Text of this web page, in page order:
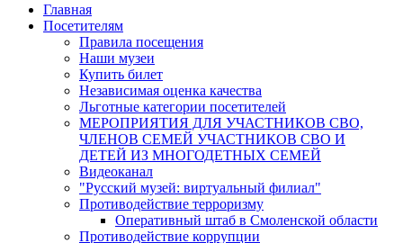
Главная
Посетителям
Правила посещения
Наши музеи
Купить билет
Независимая оценка качества
Льготные категории посетителей
МЕРОПРИЯТИЯ ДЛЯ УЧАСТНИКОВ СВО,
ЧЛЕНОВ СЕМЕЙ УЧАСТНИКОВ СВО И
ДЕТЕЙ ИЗ МНОГОДЕТНЫХ СЕМЕЙ
Видеоканал
"Русский музей: виртуальный филиал"
Противодействие терроризму
Оперативный штаб в Смоленской области
Противодействие коррупции